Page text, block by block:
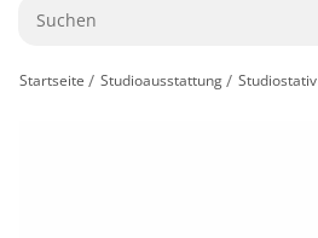
Startseite Studioausstattung Studiostativ